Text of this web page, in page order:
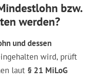
bzw.
werden?
und dessen
wird, prüft
laut § 21 MiLoG